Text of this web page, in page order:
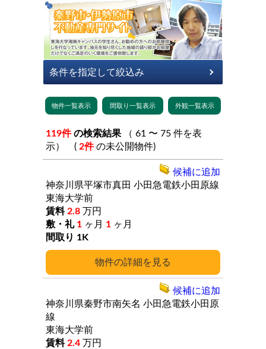
119件 の検索結果
示） ( 2件 の未公開物件)
詳細
神奈川県平塚市真田 小田急電鉄小田原線
東海大学前
2.8 万円
1 ヶ月 1 ヶ月
1K
候補に追加
神奈川県秦野市南矢名 小田急電鉄小田原
線
東海大学前
2.4 万円
候補に追加